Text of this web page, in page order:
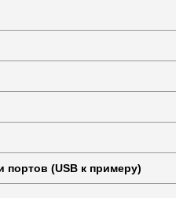
(USB к примеру)